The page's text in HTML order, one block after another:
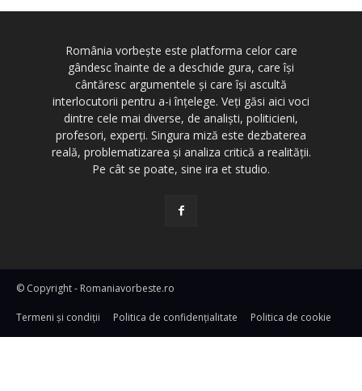
România vorbește este platforma celor care
gândesc înainte de a deschide gura, care își
cântăresc argumentele și care își ascultă
interlocutorii pentru a-i înțelege. Veți găsi aici voci
dintre cele mai diverse, de analiști, politicieni,
profesori, experți. Singura miză este dezbaterea
reală, problematizarea și analiza critică a realității.
Pe cât se poate, sine ira et studio.
© Copyright - Romaniavorbeste.ro
Termeni și condiţii Politica de confidențialitate Politica de cookie